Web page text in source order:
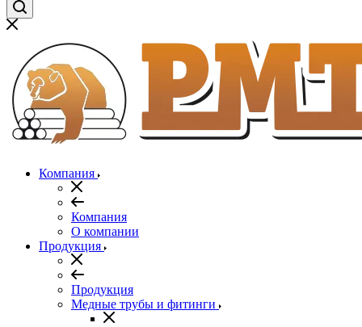
Компания
Компания
О компании
Продукция
Продукция
Медные трубы и фитинги